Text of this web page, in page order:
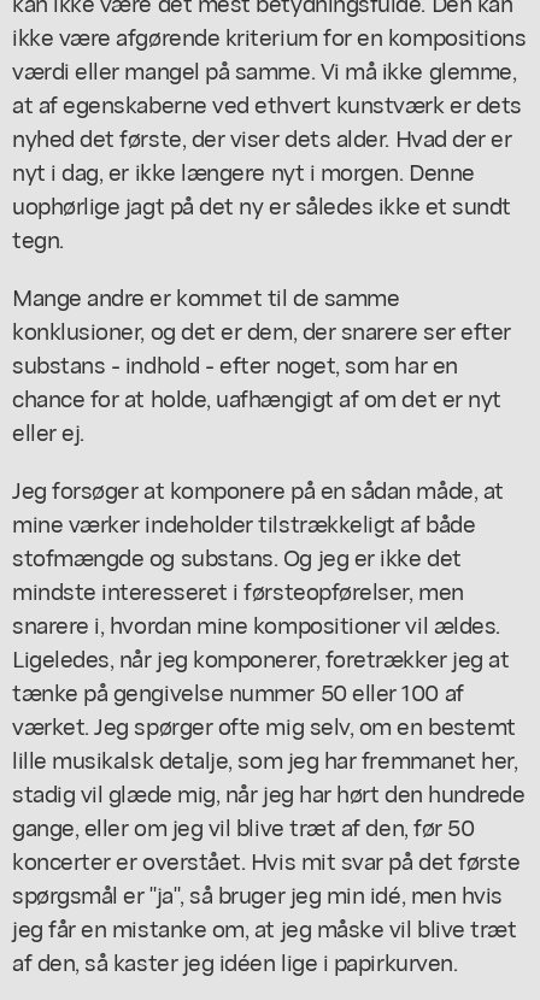
ikke være afgørende kriterium for en kompositions
værdi eller mangel på samme. Vi må ikke glemme,
at af egenskaberne ved ethvert kunstværk er dets
nyhed det første, der viser dets alder. Hvad der er
nyt i dag, er ikke længere nyt i morgen. Denne
uophørlige jagt på det ny er således ikke et sundt
tegn.
Mange andre er kommet til de samme
konklusioner, og det er dem, der snarere ser efter
substans - indhold - efter noget, som har en
chance for at holde, uafhængigt af om det er nyt
eller ej.
Jeg forsøger at komponere på en sådan måde, at
mine værker indeholder tilstrækkeligt af både
stofmængde og substans. Og jeg er ikke det
mindste interesseret i førsteopførelser, men
snarere i, hvordan mine kompositioner vil ældes.
Ligeledes, når jeg komponerer, foretrækker jeg at
tænke på gengivelse nummer 50 eller 100 af
værket. Jeg spørger ofte mig selv, om en bestemt
lille musikalsk detalje, som jeg har fremmanet her,
stadig vil glæde mig, når jeg har hørt den hundrede
gange, eller om jeg vil blive træt af den, før 50
koncerter er overstået. Hvis mit svar på det første
spørgsmål er "ja", så bruger jeg min idé, men hvis
jeg får en mistanke om, at jeg måske vil blive træt
af den, så kaster jeg idéen lige i papirkurven.